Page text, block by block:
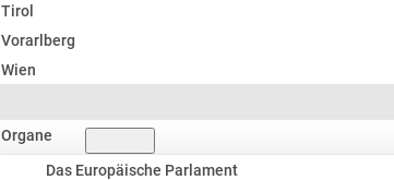
Tirol
Vorarlberg
Wien
Organe
Das Europäische Parlament